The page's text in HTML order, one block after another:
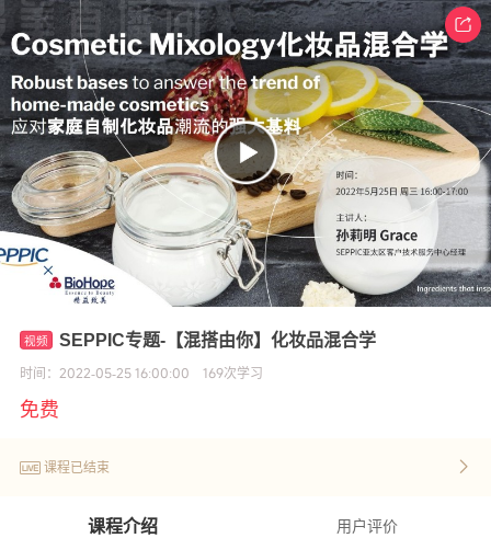
SEPPIC专题-【混搭由你】化妆品混合学
时间： 2022-05-25 16:00:00 169次学习
免费
课程已结束
课程介绍 用户评价